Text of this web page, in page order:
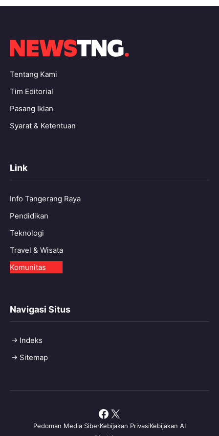
Tentang Kami
Tim Editorial
Pasang Iklan
Syarat & Ketentuan
Link
Info Tangerang Raya
Pendidikan
Teknologi
Travel & Wisata
Komunitas
Navigasi Situs
Indeks
Sitemap
Pedoman Media SiberKebijakan PrivasiKebijakan AI
Facebook
X